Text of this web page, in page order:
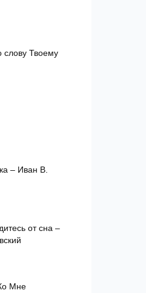
слову Твоему
– Иван В.
от сна –
Мне